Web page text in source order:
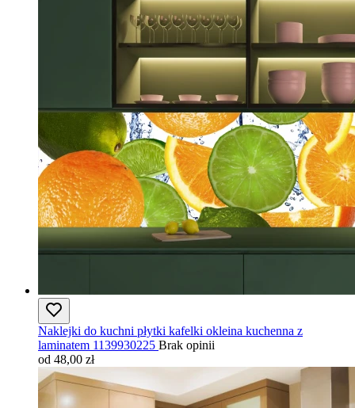
Naklejki do kuchni płytki kafelki okleina kuchenna z
laminatem 1139930225 Brak opinii
od 48,00 zł